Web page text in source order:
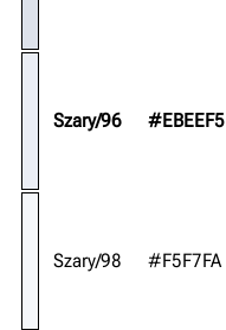
Szary/96 #EBEEF5
Szary/98 #F5F7FA